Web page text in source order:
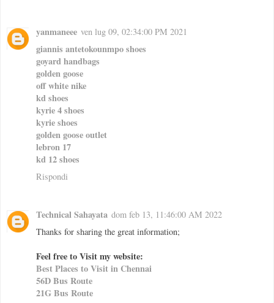
yanmaneee ven lug 09, 02:34:00 PM 2021
giannis antetokounmpo shoes
goyard handbags
golden goose
off white nike
kd shoes
kyrie 4 shoes
kyrie shoes
golden goose outlet
lebron 17
kd 12 shoes
Rispondi
Technical Sahayata dom feb 13, 11:46:00 AM 2022
Thanks for sharing the great information;
Feel free to Visit my website:
Best Places to Visit in Chennai
56D Bus Route
21G Bus Route